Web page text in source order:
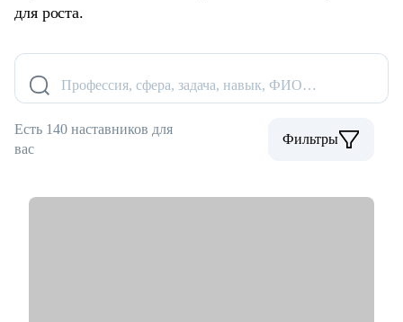
для роста.
Профессия, сфера, задача, навык, ФИО…
Есть 140 наставников для
вас
Фильтры